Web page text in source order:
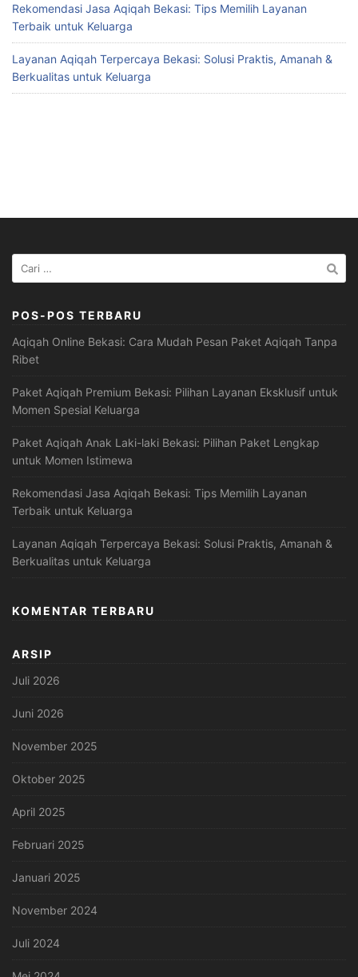
Rekomendasi Jasa Aqiqah Bekasi: Tips Memilih Layanan
Terbaik untuk Keluarga
Layanan Aqiqah Terpercaya Bekasi: Solusi Praktis, Amanah &
Berkualitas untuk Keluarga
Cari
untuk:
POS-POS TERBARU
Aqiqah Online Bekasi: Cara Mudah Pesan Paket Aqiqah Tanpa
Ribet
Paket Aqiqah Premium Bekasi: Pilihan Layanan Eksklusif untuk
Momen Spesial Keluarga
Paket Aqiqah Anak Laki-laki Bekasi: Pilihan Paket Lengkap
untuk Momen Istimewa
Rekomendasi Jasa Aqiqah Bekasi: Tips Memilih Layanan
Terbaik untuk Keluarga
Layanan Aqiqah Terpercaya Bekasi: Solusi Praktis, Amanah &
Berkualitas untuk Keluarga
KOMENTAR TERBARU
ARSIP
Juli 2026
Juni 2026
November 2025
Oktober 2025
April 2025
Februari 2025
Januari 2025
November 2024
Juli 2024